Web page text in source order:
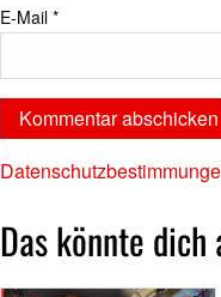
E-Mail *
Das könnte